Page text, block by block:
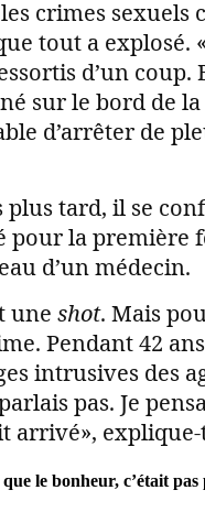
crimes sexuels
tout a explosé.
d’un coup.
sur le bord de
d’arrêter de
plus tard, il se
pour la première
d’un médecin.
une shot. Mais
Pendant 42
intrusives des
pas. Je
arrivé»,
le bonheur, c’était pas